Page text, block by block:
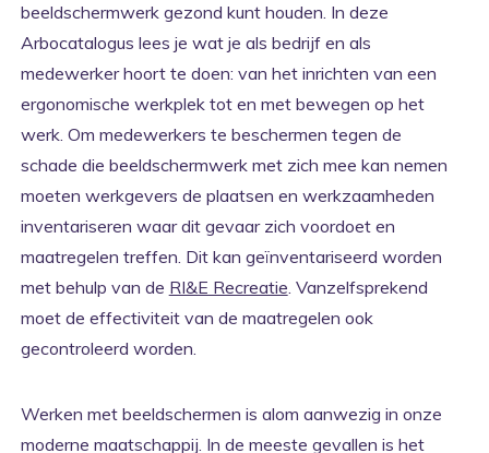
beeldschermwerk gezond kunt houden. In deze
Arbocatalogus lees je wat je als bedrijf en als
medewerker hoort te doen: van het inrichten van een
ergonomische werkplek tot en met bewegen op het
werk. Om medewerkers te beschermen tegen de
schade die beeldschermwerk met zich mee kan nemen
moeten werkgevers de plaatsen en werkzaamheden
inventariseren waar dit gevaar zich voordoet en
maatregelen treffen. Dit kan geïnventariseerd worden
met behulp van de RI&E Recreatie. Vanzelfsprekend
moet de effectiviteit van de maatregelen ook
gecontroleerd worden.
Werken met beeldschermen is alom aanwezig in onze
moderne maatschappij. In de meeste gevallen is het